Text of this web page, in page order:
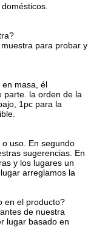
para probar y
en masa, él
parte. la orden de la
1pc para la
uso. En segundo
sugerencias. En
y los lugares un
arreglamos la
en el producto?
de nuestra
lugar basado en